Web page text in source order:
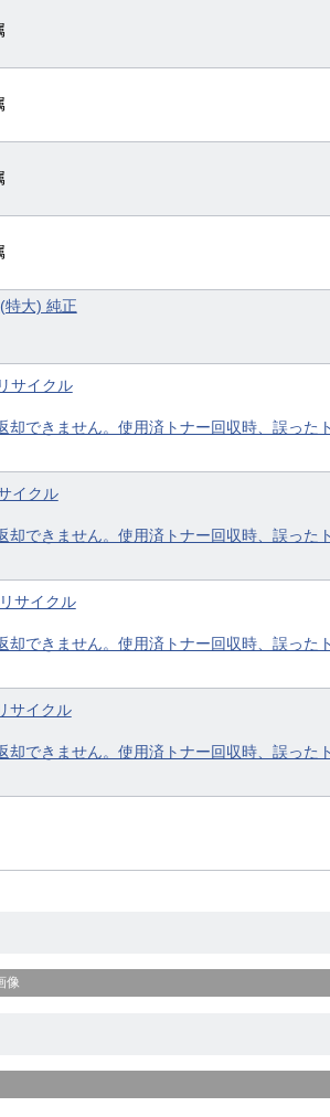
特大) 純正
サイクル
できません。使用済トナー回収時、誤った
イクル
できません。使用済トナー回収時、誤った
サイクル
できません。使用済トナー回収時、誤った
サイクル
できません。使用済トナー回収時、誤った
像